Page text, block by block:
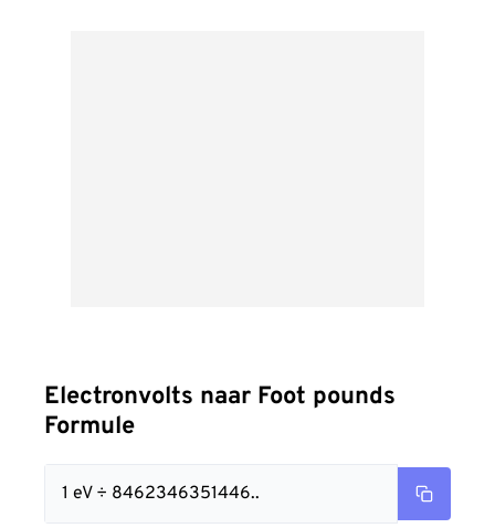
Electronvolts naar Foot pounds
Formule
1 eV ÷ 8462346351446..